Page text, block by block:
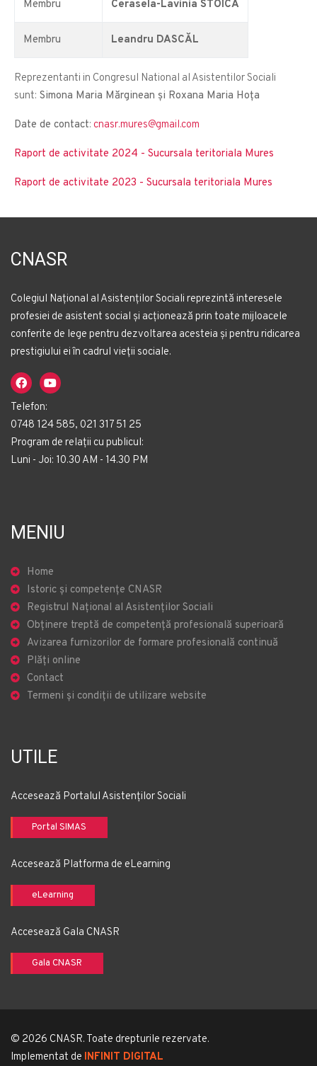
Membru Cerasela-Lavinia STOICA
Membru Leandru DASCĂL
Reprezentanti in Congresul National al Asistentilor Sociali
sunt: Simona Maria Mărginean și Roxana Maria Hoța
Date de contact: cnasr.mures@gmail.com
Raport de activitate 2024 - Sucursala teritoriala Mures
Raport de activitate 2023 - Sucursala teritoriala Mures
CNASR
Colegiul Național al Asistenților Sociali reprezintă interesele
profesiei de asistent social și acționează prin toate mijloacele
conferite de lege pentru dezvoltarea acesteia și pentru ridicarea
prestigiului ei în cadrul vieții sociale.
Telefon:
0748 124 585, 021 317 51 25
Program de relații cu publicul:
Luni - Joi: 10.30 AM - 14.30 PM
MENIU
Home
Istoric și competențe CNASR
Registrul Național al Asistenților Sociali
Obținere treptă de competență profesională superioară
Avizarea furnizorilor de formare profesională continuă
Plăți online
Contact
Termeni și condiții de utilizare website
UTILE
Accesează Portalul Asistenților Sociali
Portal SIMAS
Accesează Platforma de eLearning
eLearning
Accesează Gala CNASR
Gala CNASR
© 2026 CNASR. Toate drepturile rezervate.
Implementat de INFINIT DIGITAL